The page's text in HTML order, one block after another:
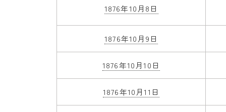
1876年10月8日
1876年10月9日
1876年10月10日
1876年10月11日